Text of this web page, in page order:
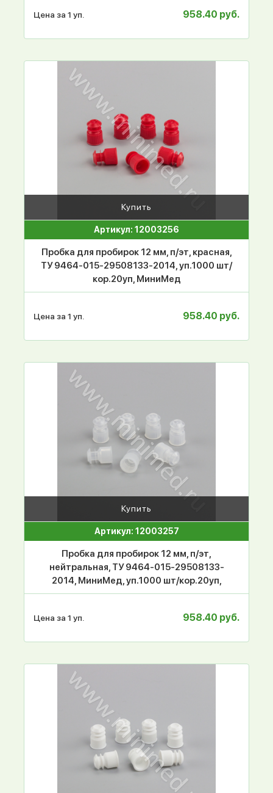
Цена за 1 уп. 958.40 руб.
Купить
Артикул: 12003256
Пробка для пробирок 12 мм, п/эт, красная,
ТУ 9464-015-29508133-2014, уп.1000 шт/
кор.20уп, МиниМед
Цена за 1 уп. 958.40 руб.
Купить
Артикул: 12003257
Пробка для пробирок 12 мм, п/эт,
нейтральная, ТУ 9464-015-29508133-
2014, МиниМед, уп.1000 шт/кор.20уп,
Цена за 1 уп. 958.40 руб.